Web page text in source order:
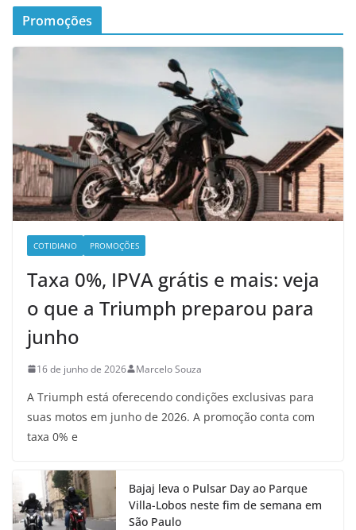
Promoções
COTIDIANO PROMOÇÕES
Taxa 0%, IPVA grátis e mais: veja
o que a Triumph preparou para
junho
16 de junho de 2026 Marcelo Souza
A Triumph está oferecendo condições exclusivas para
suas motos em junho de 2026. A promoção conta com
taxa 0% e
Bajaj leva o Pulsar Day ao Parque
Villa-Lobos neste fim de semana em
São Paulo